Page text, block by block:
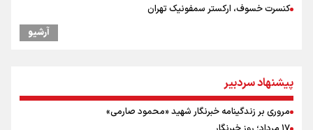
کنسرت خسوف، ارکستر سمفونیک تهران
رهبر شهید انقلاب: بمباران هیروشیما نشانگر طبیعت استکباری آمریکا است
موسی جنپو، بازیکن فصل گذشته استقلال به پانتولیکوس یونان پیوست
بازدید وزیر ورزش ایران از مجموعه ملی تیراندازی باکو یکی از مجهزترین
مراکز تیراندازی منطقه
آرشیو
پیشنهاد سردبیر
مروری بر زندگینامه خبرنگار شهید «محمود صارمی»